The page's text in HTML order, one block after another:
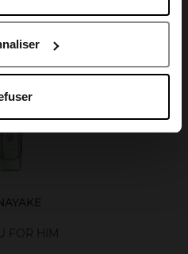
chose ?
FOR HIM